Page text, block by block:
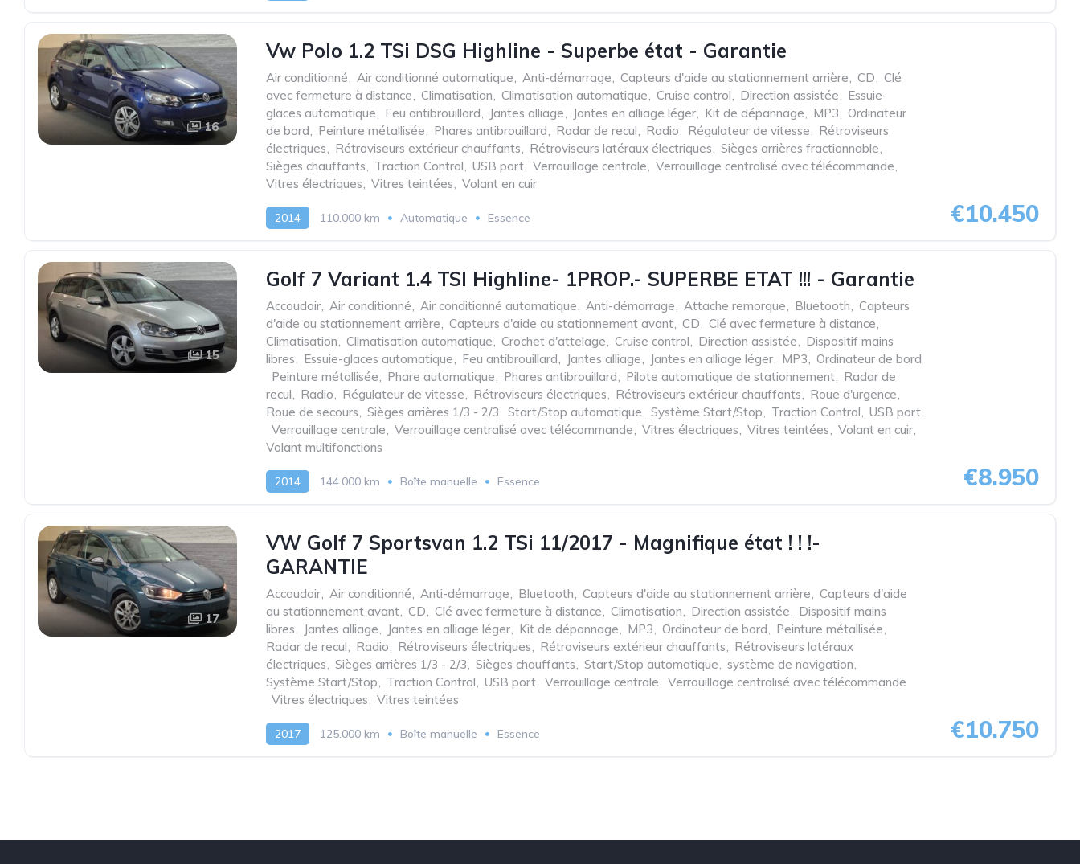
16
Vw Polo 1.2 TSi DSG Highline - Superbe état - Garantie
Air conditionné, Air conditionné automatique, Anti-démarrage, Capteurs d'aide au stationnement arrière, CD, Clé
avec fermeture à distance, Climatisation, Climatisation automatique, Cruise control, Direction assistée, Essuie-
glaces automatique, Feu antibrouillard, Jantes alliage, Jantes en alliage léger, Kit de dépannage, MP3, Ordinateur
de bord, Peinture métallisée, Phares antibrouillard, Radar de recul, Radio, Régulateur de vitesse, Rétroviseurs
électriques, Rétroviseurs extérieur chauffants, Rétroviseurs latéraux électriques, Sièges arrières fractionnable,
Sièges chauffants, Traction Control, USB port, Verrouillage centrale, Verrouillage centralisé avec télécommande,
Vitres électriques, Vitres teintées, Volant en cuir
2014 110.000 km Automatique Essence €10.450
15
Golf 7 Variant 1.4 TSI Highline- 1PROP.- SUPERBE ETAT !!! - Garantie
Accoudoir, Air conditionné, Air conditionné automatique, Anti-démarrage, Attache remorque, Bluetooth, Capteurs
d'aide au stationnement arrière, Capteurs d'aide au stationnement avant, CD, Clé avec fermeture à distance,
Climatisation, Climatisation automatique, Crochet d'attelage, Cruise control, Direction assistée, Dispositif mains
libres, Essuie-glaces automatique, Feu antibrouillard, Jantes alliage, Jantes en alliage léger, MP3, Ordinateur de bord
Peinture métallisée, Phare automatique, Phares antibrouillard, Pilote automatique de stationnement, Radar de
recul, Radio, Régulateur de vitesse, Rétroviseurs électriques, Rétroviseurs extérieur chauffants, Roue d'urgence,
Roue de secours, Sièges arrières 1/3 - 2/3, Start/Stop automatique, Système Start/Stop, Traction Control, USB port
Verrouillage centrale, Verrouillage centralisé avec télécommande, Vitres électriques, Vitres teintées, Volant en cuir,
Volant multifonctions
2014 144.000 km Boîte manuelle Essence €8.950
17
VW Golf 7 Sportsvan 1.2 TSi 11/2017 - Magnifique état ! ! !-
GARANTIE
Accoudoir, Air conditionné, Anti-démarrage, Bluetooth, Capteurs d'aide au stationnement arrière, Capteurs d'aide
au stationnement avant, CD, Clé avec fermeture à distance, Climatisation, Direction assistée, Dispositif mains
libres, Jantes alliage, Jantes en alliage léger, Kit de dépannage, MP3, Ordinateur de bord, Peinture métallisée,
Radar de recul, Radio, Rétroviseurs électriques, Rétroviseurs extérieur chauffants, Rétroviseurs latéraux
électriques, Sièges arrières 1/3 - 2/3, Sièges chauffants, Start/Stop automatique, système de navigation,
Système Start/Stop, Traction Control, USB port, Verrouillage centrale, Verrouillage centralisé avec télécommande
Vitres électriques, Vitres teintées
2017 125.000 km Boîte manuelle Essence €10.750